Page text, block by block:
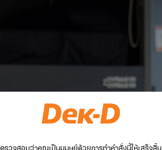
ตรวจสอบว่าคุณเป็นมนุษย์ด้วยการทำคำสั่งนี้ให้เสร็จสิ้น